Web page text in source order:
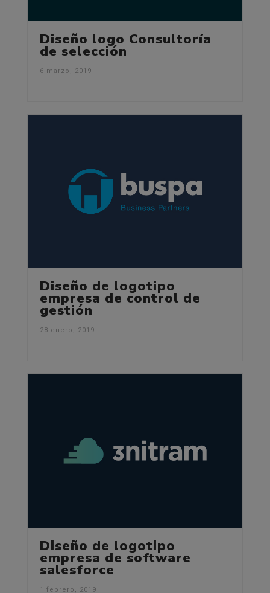
Diseño logo Consultoría
de selección
6 marzo, 2019
Diseño de logotipo
empresa de control de
gestión
28 enero, 2019
Diseño de logotipo
empresa de software
salesforce
1 febrero, 2019